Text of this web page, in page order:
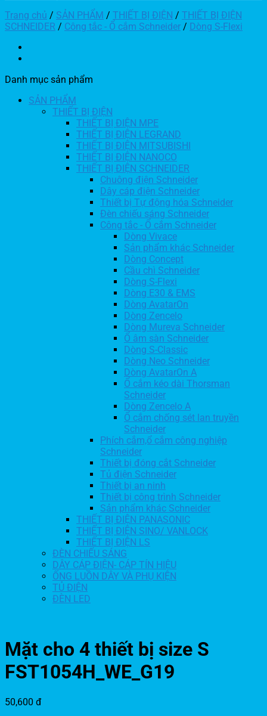
Trang chủ / SẢN PHẨM / THIẾT BỊ ĐIỆN / THIẾT BỊ ĐIỆN
SCHNEIDER / Công tắc - Ổ cắm Schneider / Dòng S-Flexi
Danh mục sản phẩm
SẢN PHẨM
THIẾT BỊ ĐIỆN
THIẾT BỊ ĐIỆN MPE
THIẾT BỊ ĐIỆN LEGRAND
THIẾT BỊ ĐIỆN MITSUBISHI
THIẾT BỊ ĐIỆN NANOCO
THIẾT BỊ ĐIỆN SCHNEIDER
Chuông điện Schneider
Dây cáp điện Schneider
Thiết bị Tự động hóa Schneider
Đèn chiếu sáng Schneider
Công tắc - Ổ cắm Schneider
Dòng Vivace
Sản phẩm khác Schneider
Dòng Concept
Cầu chì Schneider
Dòng S-Flexi
Dòng E30 & EMS
Dòng AvatarOn
Dòng Zencelo
Dòng Mureva Schneider
Ổ âm sàn Schneider
Dòng S-Classic
Dòng Neo Schneider
Dòng AvatarOn A
Ổ cắm kéo dài Thorsman
Schneider
Dòng Zencelo A
Ổ cắm chống sét lan truyền
Schneider
Phích cắm,ổ cắm công nghiệp
Schneider
Thiết bị đóng cắt Schneider
Tủ điện Schneider
Thiết bị an ninh
Thiết bị công trình Schneider
Sản phẩm khác Schneider
THIẾT BỊ ĐIỆN PANASONIC
THIẾT BỊ ĐIỆN SINO/ VANLOCK
THIẾT BỊ ĐIỆN LS
ĐÈN CHIẾU SÁNG
DÂY CÁP ĐIỆN- CÁP TÍN HIỆU
ỐNG LUỒN DÂY VÀ PHỤ KIỆN
TỦ ĐIỆN
ĐÈN LED
Mặt cho 4 thiết bị size S
FST1054H_WE_G19
50,600 đ